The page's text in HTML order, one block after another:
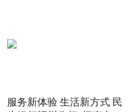
服务新体验 生活新方式 民